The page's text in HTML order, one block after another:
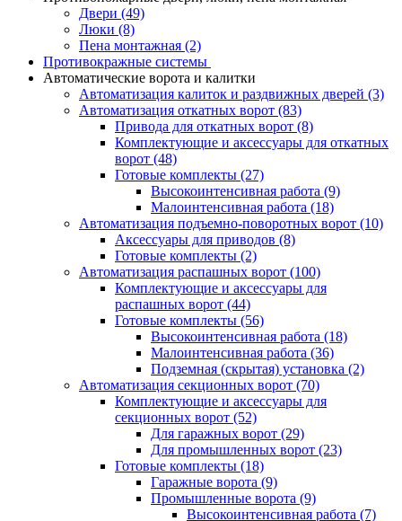
Двери (49)
Люки (8)
Пена монтажная (2)
Противокражные системы
Автоматические ворота и калитки
Автоматизация калиток и раздвижных дверей (3)
Автоматизация откатных ворот (83)
Привода для откатных ворот (8)
Комплектующие и аксессуары для откатных
ворот (48)
Готовые комплекты (27)
Высокоинтенсивная работа (9)
Малоинтенсивная работа (18)
Автоматизация подъемно-поворотных ворот (10)
Аксессуары для приводов (8)
Готовые комплекты (2)
Автоматизация распашных ворот (100)
Комплектующие и аксессуары для
распашных ворот (44)
Готовые комплекты (56)
Высокоинтенсивная работа (18)
Малоинтенсивная работа (36)
Подземная (скрытая) установка (2)
Автоматизация секционных ворот (70)
Комплектующие и аксессуары для
секционных ворот (52)
Для гаражных ворот (29)
Для промышленных ворот (23)
Готовые комплекты (18)
Гаражные ворота (9)
Промышленные ворота (9)
Высокоинтенсивная работа (7)